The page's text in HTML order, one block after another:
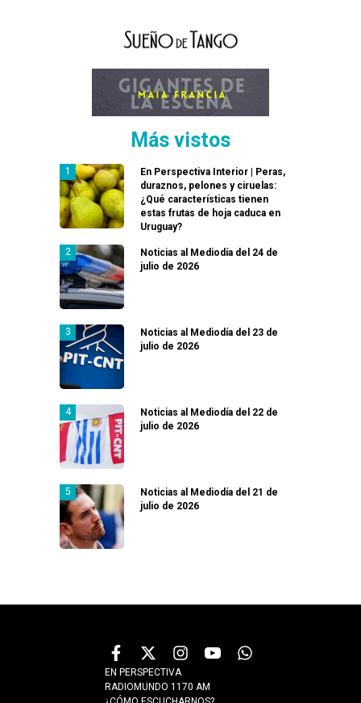
Más vistos
En Perspectiva Interior | Peras,
duraznos, pelones y ciruelas:
¿Qué características tienen
estas frutas de hoja caduca en
Uruguay?
Noticias al Mediodía del 24 de
julio de 2026
Noticias al Mediodía del 23 de
julio de 2026
Noticias al Mediodía del 22 de
julio de 2026
Noticias al Mediodía del 21 de
julio de 2026
EN PERSPECTIVA
RADIOMUNDO 1170 AM